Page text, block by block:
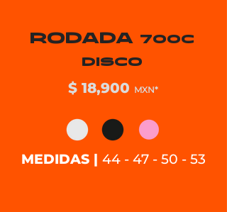
RODADA 700C
DISCO
$ 18,900 MXN*
MEDIDAS | 44 - 47 - 50 - 53